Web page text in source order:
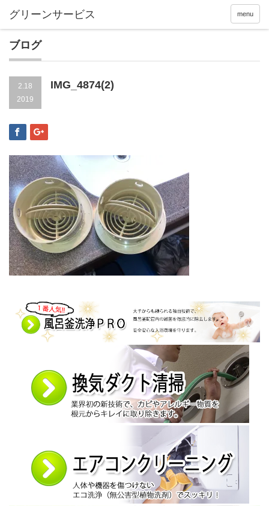
menu
ブログ
2.18
2019
IMG_4874(2)